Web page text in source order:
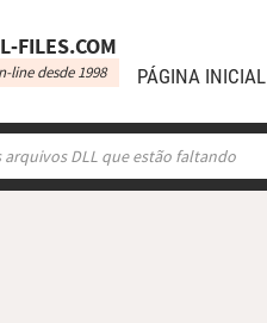
line desde 1998 PÁGINA INICIAL